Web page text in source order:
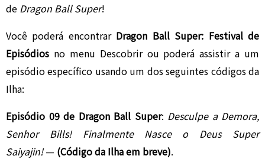
de Dragon Ball Super!
Você poderá encontrar Dragon Ball Super: Festival de
Episódios no menu Descobrir ou poderá assistir a um
episódio específico usando um dos seguintes códigos da
Ilha:
Episódio 09 de Dragon Ball Super: Desculpe a Demora,
Senhor Bills! Finalmente Nasce o Deus Super
Saiyajin!— (Código da Ilha em breve).